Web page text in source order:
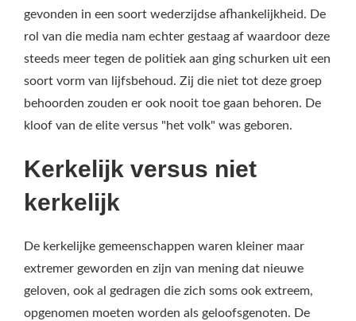
gevonden in een soort wederzijdse afhankelijkheid. De
rol van die media nam echter gestaag af waardoor deze
steeds meer tegen de politiek aan ging schurken uit een
soort vorm van lijfsbehoud. Zij die niet tot deze groep
behoorden zouden er ook nooit toe gaan behoren. De
kloof van de elite versus "het volk" was geboren.
Kerkelijk versus niet
kerkelijk
De kerkelijke gemeenschappen waren kleiner maar
extremer geworden en zijn van mening dat nieuwe
geloven, ook al gedragen die zich soms ook extreem,
opgenomen moeten worden als geloofsgenoten. De